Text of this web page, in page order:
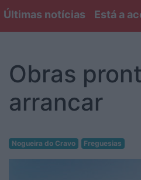
Últimas notícias Está a
Obras
arrancar
Nogueira do Cravo Freguesias